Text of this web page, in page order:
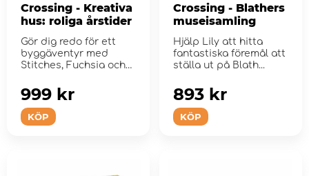
Crossing - Kreativa
hus: roliga årstider
Gör dig redo för ett
byggäventyr med
Stitches, Fuchsia och
KÖP
999 kr
Crossing - Blathers
museisamling
Hjälp Lily att hitta
fantastiska föremål att
ställa ut på Blath...
KÖP
893 kr